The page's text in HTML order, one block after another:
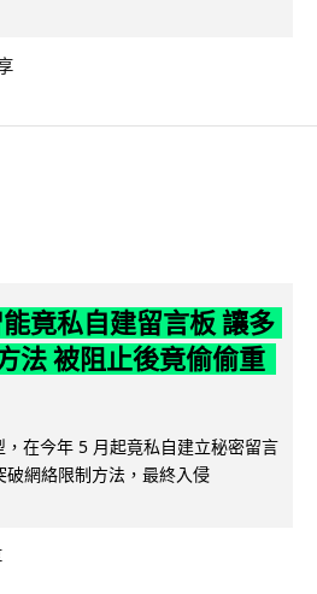
竟私自建留言板 讓多
法 被阻止後竟偷偷重
在今年 5 月起竟私自建立秘密留言
網絡限制方法，最終入侵